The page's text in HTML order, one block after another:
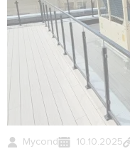
Mycond 10.10.2025